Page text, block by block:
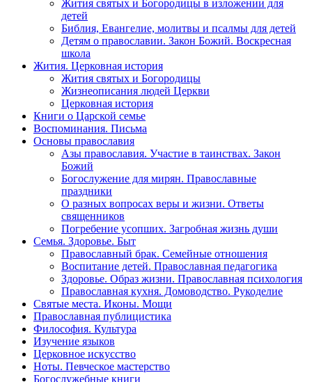
Жития святых и Богородицы в изложении для
детей
Библия, Евангелие, молитвы и псалмы для детей
Детям о православии. Закон Божий. Воскресная
школа
Жития. Церковная история
Жития святых и Богородицы
Жизнеописания людей Церкви
Церковная история
Книги о Царской семье
Воспоминания. Письма
Основы православия
Азы православия. Участие в таинствах. Закон
Божий
Богослужение для мирян. Православные
праздники
О разных вопросах веры и жизни. Ответы
священников
Погребение усопших. Загробная жизнь души
Семья. Здоровье. Быт
Православный брак. Семейные отношения
Воспитание детей. Православная педагогика
Здоровье. Образ жизни. Православная психология
Православная кухня. Домоводство. Рукоделие
Святые места. Иконы. Мощи
Православная публицистика
Философия. Культура
Изучение языков
Церковное искусство
Ноты. Певческое мастерство
Богослужебные книги